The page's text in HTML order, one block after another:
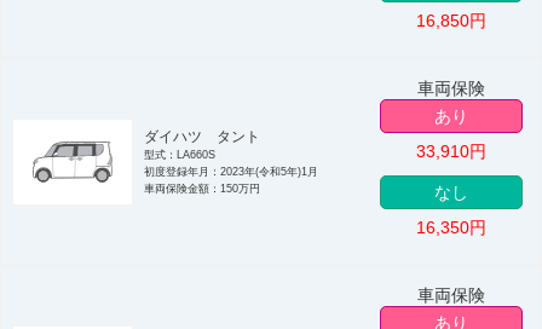
16,850円
ダイハツ タント
型式：LA660S
初度登録年月：2023年(令和5年)1月
車両保険金額：150万円
車両保険
あり
33,910円
なし
16,350円
車両保険
あり